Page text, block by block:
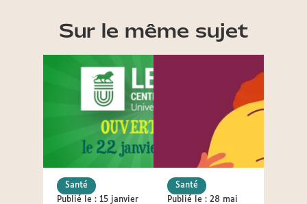
Sur le même sujet
Santé
Publié le : 15 janvier
Santé
Publié le : 28 mai